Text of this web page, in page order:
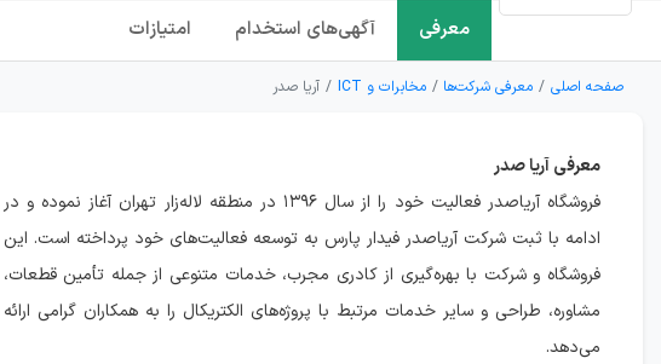
معرفی آگهی‌های استخدام امتیازات
صفحه اصلی معرفی شرکت‌ها مخابرات و ICT آریا صدر
معرفی آریا صدر
فروشگاه آریاصدر فعالیت خود را از سال ۱۳۹۶ در منطقه لاله‌زار تهران آغاز نموده و در
ادامه با ثبت شرکت آریاصدر فیدار پارس به توسعه فعالیت‌های خود پرداخته است. این
فروشگاه و شرکت با بهره‌گیری از کادری مجرب، خدمات متنوعی از جمله تأمین قطعات،
مشاوره، طراحی و سایر خدمات مرتبط با پروژه‌های الکتریکال را به همکاران گرامی ارائه
می‌دهد.